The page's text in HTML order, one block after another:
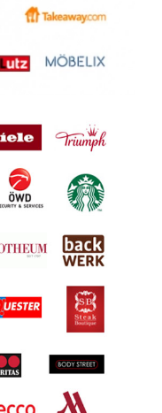
als
w/d)
d) in Teilzeit mit
(MTA-L)
in (m/w/d) –
Wettenberg
(m/w/d) Teilzeit